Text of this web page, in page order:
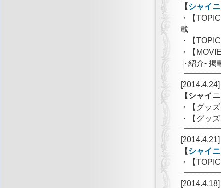
【シャイ
・【
載
・【
・【
ト紹介- 掲
[2014.4.24]
【シャイ
・【グッ
・【グッ
[2014.4.21]
【シャイ
・【
[2014.4.18]